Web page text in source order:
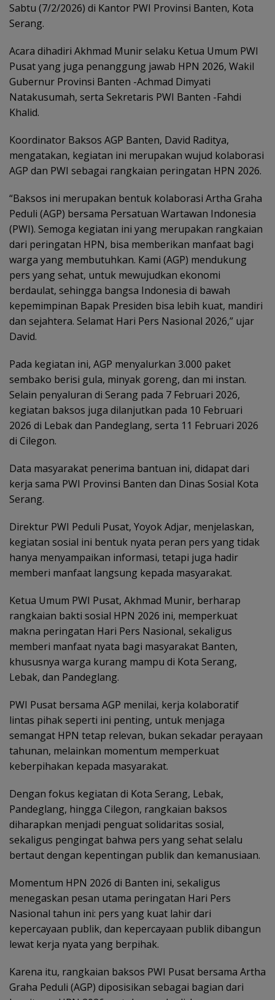
Sabtu (7/2/2026) di Kantor PWI Provinsi Banten, Kota
Serang.
Acara dihadiri Akhmad Munir selaku Ketua Umum PWI
Pusat yang juga penanggung jawab HPN 2026, Wakil
Gubernur Provinsi Banten -Achmad Dimyati
Natakusumah, serta Sekretaris PWI Banten -Fahdi
Khalid.
Koordinator Baksos AGP Banten, David Raditya,
mengatakan, kegiatan ini merupakan wujud kolaborasi
AGP dan PWI sebagai rangkaian peringatan HPN 2026.
“Baksos ini merupakan bentuk kolaborasi Artha Graha
Peduli (AGP) bersama Persatuan Wartawan Indonesia
(PWI). Semoga kegiatan ini yang merupakan rangkaian
dari peringatan HPN, bisa memberikan manfaat bagi
warga yang membutuhkan. Kami (AGP) mendukung
pers yang sehat, untuk mewujudkan ekonomi
berdaulat, sehingga bangsa Indonesia di bawah
kepemimpinan Bapak Presiden bisa lebih kuat, mandiri
dan sejahtera. Selamat Hari Pers Nasional 2026,” ujar
David.
Pada kegiatan ini, AGP menyalurkan 3.000 paket
sembako berisi gula, minyak goreng, dan mi instan.
Selain penyaluran di Serang pada 7 Februari 2026,
kegiatan baksos juga dilanjutkan pada 10 Februari
2026 di Lebak dan Pandeglang, serta 11 Februari 2026
di Cilegon.
Data masyarakat penerima bantuan ini, didapat dari
kerja sama PWI Provinsi Banten dan Dinas Sosial Kota
Serang.
Direktur PWI Peduli Pusat, Yoyok Adjar, menjelaskan,
kegiatan sosial ini bentuk nyata peran pers yang tidak
hanya menyampaikan informasi, tetapi juga hadir
memberi manfaat langsung kepada masyarakat.
Ketua Umum PWI Pusat, Akhmad Munir, berharap
rangkaian bakti sosial HPN 2026 ini, memperkuat
makna peringatan Hari Pers Nasional, sekaligus
memberi manfaat nyata bagi masyarakat Banten,
khususnya warga kurang mampu di Kota Serang,
Lebak, dan Pandeglang.
PWI Pusat bersama AGP menilai, kerja kolaboratif
lintas pihak seperti ini penting, untuk menjaga
semangat HPN tetap relevan, bukan sekadar perayaan
tahunan, melainkan momentum memperkuat
keberpihakan kepada masyarakat.
Dengan fokus kegiatan di Kota Serang, Lebak,
Pandeglang, hingga Cilegon, rangkaian baksos
diharapkan menjadi penguat solidaritas sosial,
sekaligus pengingat bahwa pers yang sehat selalu
bertaut dengan kepentingan publik dan kemanusiaan.
Momentum HPN 2026 di Banten ini, sekaligus
menegaskan pesan utama peringatan Hari Pers
Nasional tahun ini: pers yang kuat lahir dari
kepercayaan publik, dan kepercayaan publik dibangun
lewat kerja nyata yang berpihak.
Karena itu, rangkaian baksos PWI Pusat bersama Artha
Graha Peduli (AGP) diposisikan sebagai bagian dari